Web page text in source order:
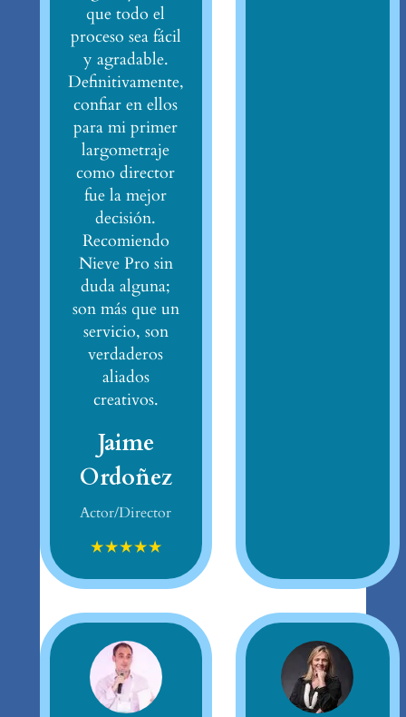
que todo el
proceso sea fácil
y agradable.
Definitivamente,
confiar en ellos
para mi primer
largometraje
como director
fue la mejor
decisión.
Recomiendo
Nieve Pro sin
duda alguna;
son más que un
servicio, son
verdaderos
aliados
creativos.
Jaime
Ordoñez
Actor/Director
★★★★★